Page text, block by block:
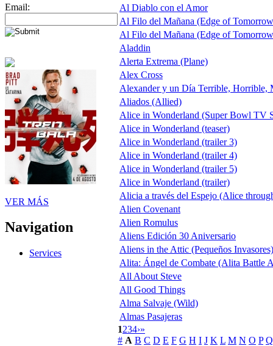
Email:
VER MÁS
Navigation
Services
Al Diablo con el Amor
Al Filo del Mañana (Edge of
Al Filo del Mañana (Edge of
Aladdin
Alerta Extrema (Plane)
Alex Cross
Alexander y un Día Terrible, Horrible,
Aliados (Allied)
Alice in Wonderland (Super Bowl TV
Alice in Wonderland (teaser)
Alice in Wonderland (trailer 3)
Alice in Wonderland (trailer 4)
Alice in Wonderland (trailer 5)
Alice in Wonderland (trailer)
Alicia a través del Espejo (Alice
Alien Covenant
Alien Romulus
Aliens Edición 30 Aniversario
Aliens in the Attic (Pequeños Invasores)
Alita: Ángel de Combate (Alita Battle
All About Steve
All Good Things
Alma Salvaje (Wild)
Almas Pasajeras
1234›»
# A B C D E F G H I J K L M N O P Q